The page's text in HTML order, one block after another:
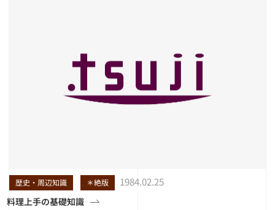
歴史・周辺知識 ＊絶版 1984.02.25
料理上手の基礎知識